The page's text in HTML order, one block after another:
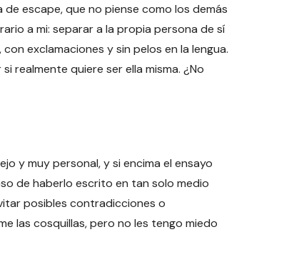
escape, que no piense como los demás
a mi: separar a la propia persona de sí
exclamaciones y sin pelos en la lengua.
realmente quiere ser ella misma. ¿No
y muy personal, y si encima el ensayo
de haberlo escrito en tan solo medio
posibles contradicciones o
las cosquillas, pero no les tengo miedo